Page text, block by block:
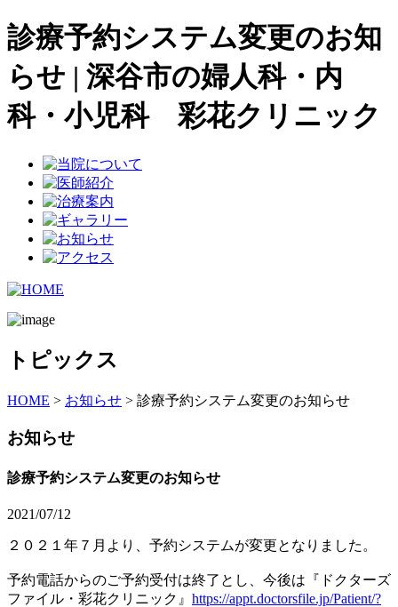
診療予約システム変更のお知
らせ | 深谷市の婦人科・内
科・小児科 彩花クリニック
トピックス
HOME > お知らせ > 診療予約システム変更のお知らせ
お知らせ
診療予約システム変更のお知らせ
2021/07/12
２０２１年７月より、予約システムが変更となりました。
予約電話からのご予約受付は終了とし、今後は『ドクターズ
ファイル・彩花クリニック』 https://appt.doctorsfile.jp/Patient/?